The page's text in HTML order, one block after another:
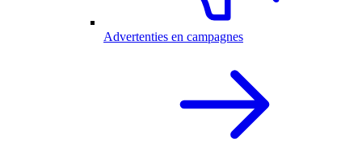
Advertenties en campagnes